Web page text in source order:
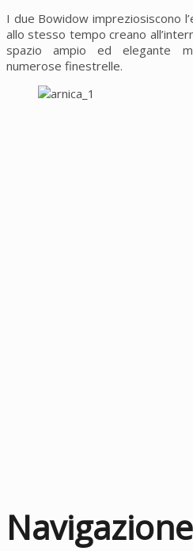
I due Bowidow impreziosiscono
allo stesso tempo creano
spazio ampio ed elegante
numerose finestrelle.